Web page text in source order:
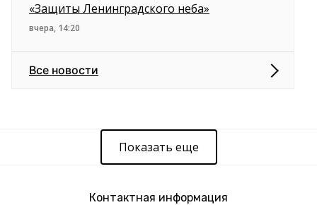
«Защиты Ленинградского неба»
вчера, 14:20
Все новости
Показать еще
Контактная информация